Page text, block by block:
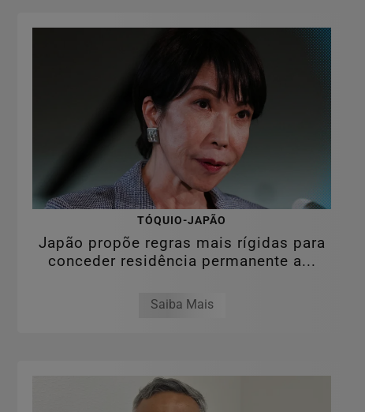
TÓQUIO-JAPÃO
Japão propõe regras mais rígidas para
conceder residência permanente a...
Saiba Mais